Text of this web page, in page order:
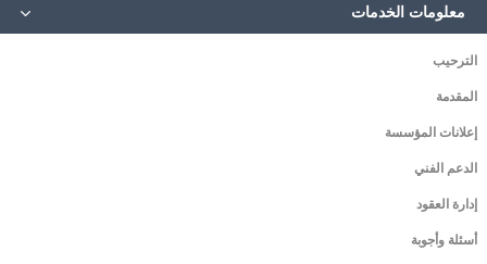
معلومات الخدمات
الترحيب
المقدمة
إعلانات المؤسسة
الدعم الفني
إدارة العقود
أسئلة وأجوبة